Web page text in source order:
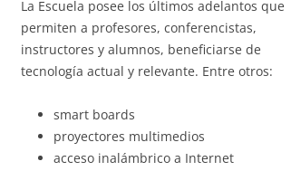
La Escuela posee los últimos adelantos que
permiten a profesores, conferencistas,
instructores y alumnos, beneficiarse de
tecnología actual y relevante. Entre otros:
smart boards
proyectores multimedios
acceso inalámbrico a Internet